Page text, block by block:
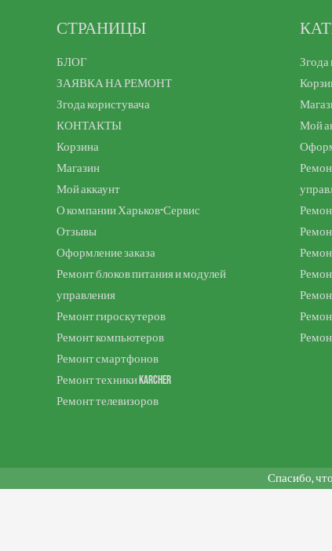
СТРАНИЦЫ
БЛОГ
ЗАЯВКА НА РЕМОНТ
Згода користувача
КОНТАКТЫ
Корзина
Магазин
Мой аккаунт
О компании Харьков-Сервис
Отзывы
Оформление заказа
Ремонт блоков питания и модулей
управления
Ремонт гироскутеров
Ремонт компьютеров
Ремонт смартфонов
Ремонт техники Karcher
Ремонт телевизоров
Згода
Мой
Спасибо,